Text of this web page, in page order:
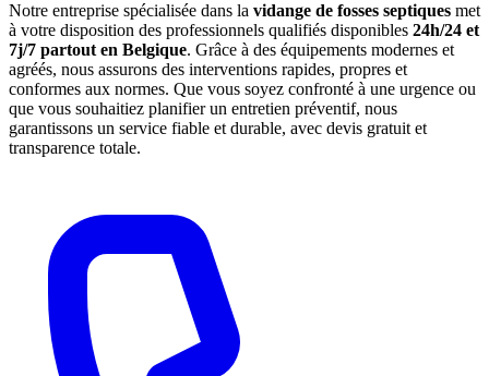
Notre entreprise spécialisée dans la vidange de fosses septiques met
à votre disposition des professionnels qualifiés disponibles 24h/24 et
7j/7 partout en Belgique. Grâce à des équipements modernes et
agréés, nous assurons des interventions rapides, propres et
conformes aux normes. Que vous soyez confronté à une urgence ou
que vous souhaitiez planifier un entretien préventif, nous
garantissons un service fiable et durable, avec devis gratuit et
transparence totale.